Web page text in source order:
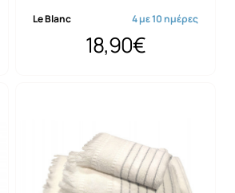
Le Blanc 4 με 10 ημέρες
18,90€